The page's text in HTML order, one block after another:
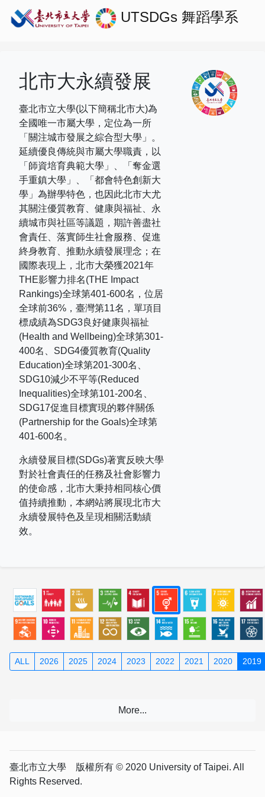
UTSDGs 舞蹈學系
北市大永續發展
臺北市立大學(以下簡稱北市大)為
全國唯一市屬大學，定位為一所
「關注城市發展之綜合型大學」。
延續優良傳統與市屬大學職責，以
「師資培育典範大學」、「奪金選
手重鎮大學」、「都會特色創新大
學」為辦學特色，也因此北市大尤
其關注優質教育、健康與福祉、永
續城市與社區等議題，期許善盡社
會責任、落實師生社會服務、促進
終身教育、推動永續發展理念；在
國際表現上， 北市大榮獲2021年
THE影響力排名(THE Impact
Rankings)全球第401-600名，位居
全球前36% ，臺灣第11名，單項目
標成績為SDG3良好健康與福祉
(Health and Wellbeing)全球第301-
400名、 SDG4優質教育(Quality
Education)全球第201-300名、
SDG10減少不平等(Reduced
Inequalities)全球第101-200名、
SDG17促進目標實現的夥伴關係
(Partnership for the Goals)全球第
401-600名。
永續發展目標(SDGs)著實反映大學
對於社會責任的任務及社會影響力
的使命感，北市大秉持相同核心價
值持續推動，本網站將展現北市大
永續發展特色及呈現相關活動績
效。
ALL 2026 2025 2024 2023 2022 2021 2020 2019
臺北市立大學 版權所有 © 2020 University of Taipei. All
Rights Reserved.